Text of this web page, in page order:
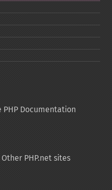
PHP Documentation
Other PHP.net sites